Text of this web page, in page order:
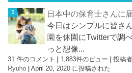
日本中の保育士さんに
今日はシンプルに皆さ
園を休園にTwitterで調
っと想像...
31 件のコメント 1,883件のビュー |投稿
Ryuho |April 20, 2020 に投稿された